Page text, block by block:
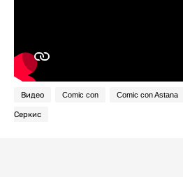
Видео Comic con Comic con Astana
Серкис